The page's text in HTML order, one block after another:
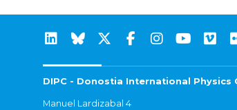
DIPC - Donostia International Physics
Manuel Lardizabal 4